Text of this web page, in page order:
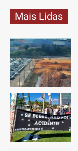
Anuncie
Quem Somos
Expediente
Contato
Anuncie
Termos de Uso
Anuncie
Quem Somos
Expediente
Contato
Anuncie
Termos de Uso
Anuncie
Quem Somos
Expediente
Contato
Anuncie
Termos de Uso
Anuncie
Quem Somos
Expediente
Contato
Anuncie
Termos de Uso
Mais Lidas